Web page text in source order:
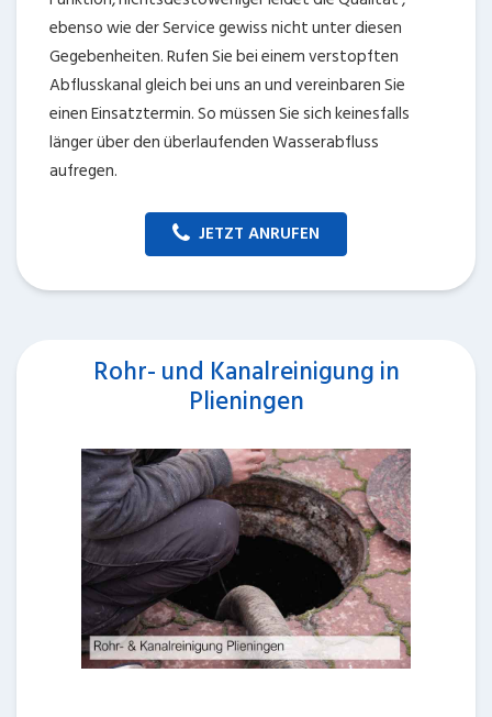
ebenso wie der Service gewiss nicht unter diesen
Gegebenheiten. Rufen Sie bei einem verstopften
Abflusskanal gleich bei uns an und vereinbaren Sie
einen Einsatztermin. So müssen Sie sich keinesfalls
länger über den überlaufenden Wasserabfluss
aufregen.
JETZT ANRUFEN
Rohr- und Kanalreinigung in
Plieningen